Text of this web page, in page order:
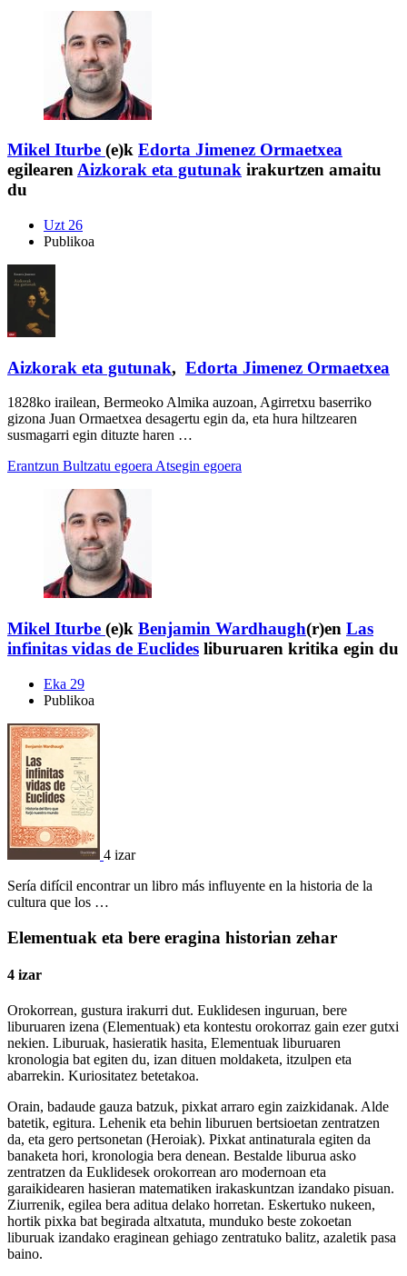
Mikel Iturbe (e)k Edorta Jimenez Ormaetxea
egilearenAizkorak eta gutunak irakurtzen amaitu
du
Uzt 26
Publikoa
Aizkorak eta gutunak, Edorta Jimenez Ormaetxea
1828ko irailean, Bermeoko Almika auzoan, Agirretxu baserriko
gizona Juan Ormaetxea desagertu egin da, eta hura hiltzearen
susmagarri egin dituzte haren …
Erantzun Bultzatu egoeraAtsegin egoera
Mikel Iturbe (e)k Benjamin Wardhaugh(r)en Las
infinitas vidas de Euclides liburuaren kritika egin du
Eka 29
Publikoa
4 izar
Sería difícil encontrar un libro más influyente en la historia de la
cultura que los …
Elementuak eta bere eragina historian zehar
4 izar
Orokorrean, gustura irakurri dut. Euklidesen inguruan, bere
liburuaren izena (Elementuak) eta kontestu orokorraz gain ezer gutxi
nekien. Liburuak, hasieratik hasita, Elementuak liburuaren
kronologia bat egiten du, izan dituen moldaketa, itzulpen eta
abarrekin. Kuriositatez betetakoa.
Orain, badaude gauza batzuk, pixkat arraro egin zaizkidanak. Alde
batetik, egitura. Lehenik eta behin liburuen bertsioetan zentratzen
da, eta gero pertsonetan (Heroiak). Pixkat antinaturala egiten da
banaketa hori, kronologia bera denean. Bestalde liburua asko
zentratzen da Euklidesek orokorrean aro modernoan eta
garaikidearen hasieran matematiken irakaskuntzan izandako pisuan.
Ziurrenik, egilea bera aditua delako horretan. Eskertuko nukeen,
hortik pixka bat begirada altxatuta, munduko beste zokoetan
liburuak izandako eraginean gehiago zentratuko balitz, azaletik pasa
baino.